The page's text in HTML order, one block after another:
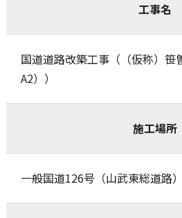
工事名
国道道路改築工事（（仮称）笹
A2））
施工場所
一般国道126号（山武東総道路）